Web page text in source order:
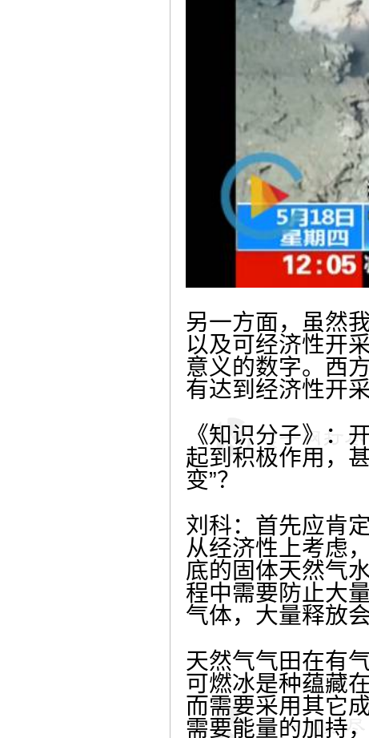
另一方面，虽然
以及可经济性开
意义的数字。西
有达到经济性开
《知识分子》：
起到积极作用，
变”？
刘科：首先应肯
从经济性上考虑
底的固体天然气
程中需要防止大
气体，大量释放
天然气气田在有
可燃冰是种蕴藏
而需要采用其它
需要能量的加持